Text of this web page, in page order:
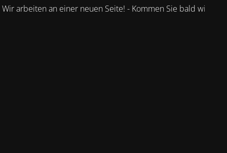
Wir arbeiten an einer neuen Seite! - Kommen Sie bald wieder.